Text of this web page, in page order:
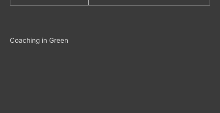
Coaching in Green